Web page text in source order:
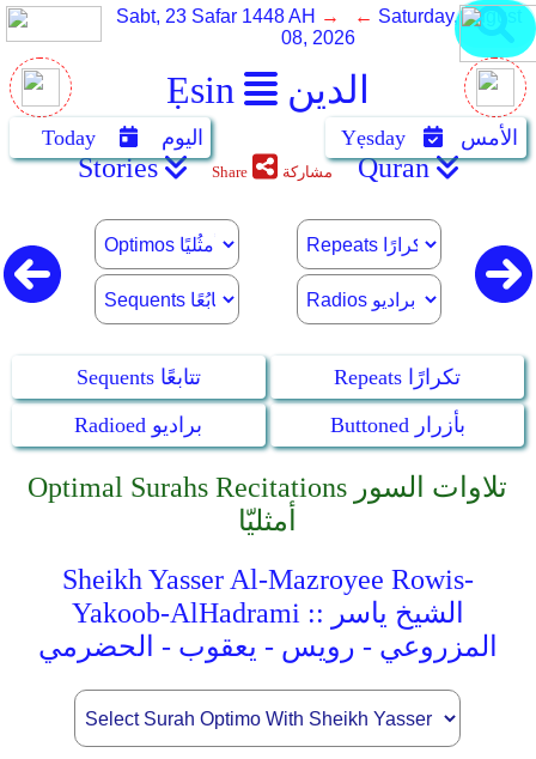
Ẹsin الدين
Sabt, 23 Safar 1448 AH → ← Saturday, August
08, 2026
Today اليوم Yẹsday الأمس
Stories Share مشاركة Quran
Sequents تتابعًا
Repeats تكرارًا
Radioed براديو
Buttoned بأزرار
Optimal Surahs Recitations تلاوات السور
أمثليّا
Sheikh Yasser Al-Mazroyee Rowis-
Yakoob-AlHadrami :: الشيخ ياسر
المزروعي - رويس - يعقوب - الحضرمي